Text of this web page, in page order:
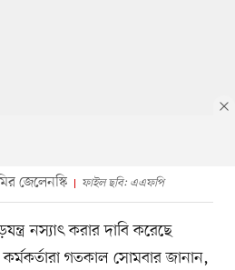
জেলেনস্কি ফাইল ছবি: এএফপি
নস্যাৎ করার দাবি করেছে
কর্মকর্তারা গতকাল সোমবার জানান,